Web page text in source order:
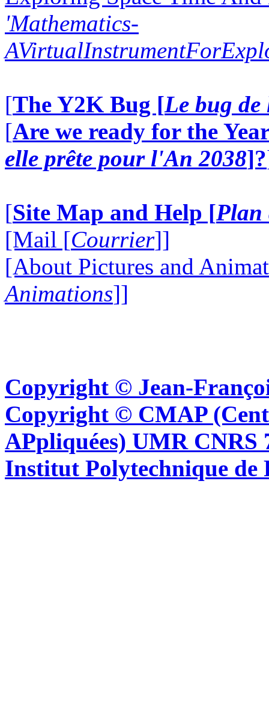
'Mathematics-
[The Y2K Bug [Le bug
[Are we ready for the
elle prête pour l'An 2038]?
[Site Map and Help [Plan
[Mail [Courrier]]
[About Pictures and
Animations]]
Copyright © Jean-
Copyright © CMAP
APpliquées) UMR CNRS
Institut Polytechnique de